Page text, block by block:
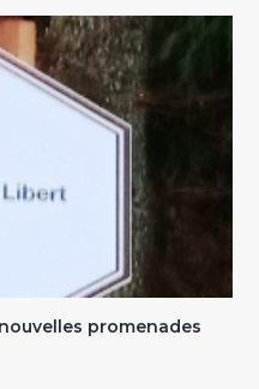
promenades